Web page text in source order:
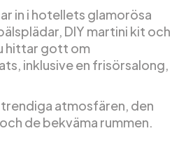
in i hotellets glamorösa
DIY martini kit och
hittar gott om
inklusive en frisörsalong,
atmosfären, den
de bekväma rummen.